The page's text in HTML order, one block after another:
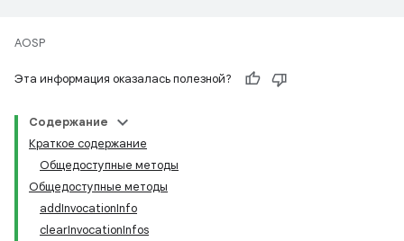
AOSP
Эта информация оказалась полезной?
Содержание
Краткое содержание
Общедоступные методы
Общедоступные методы
addInvocationInfo
clearInvocationInfos